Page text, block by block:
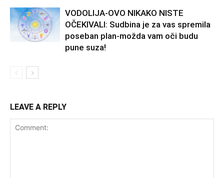
VODOLIJA-OVO NIKAKO NISTE
OČEKIVALI: Sudbina je za vas spremila
poseban plan-možda vam oči budu
pune suza!
LEAVE A REPLY